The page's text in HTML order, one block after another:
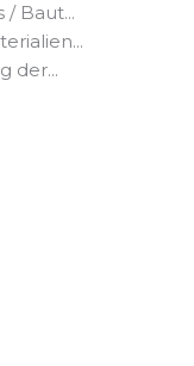
Baut...
der...